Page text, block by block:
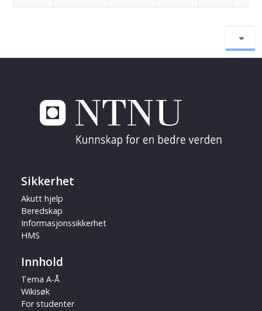
Sikkerhet
Akutt hjelp
Beredskap
Informasjonssikkerhet
HMS
Innhold
Tema A-Å
Wikisøk
For studenter